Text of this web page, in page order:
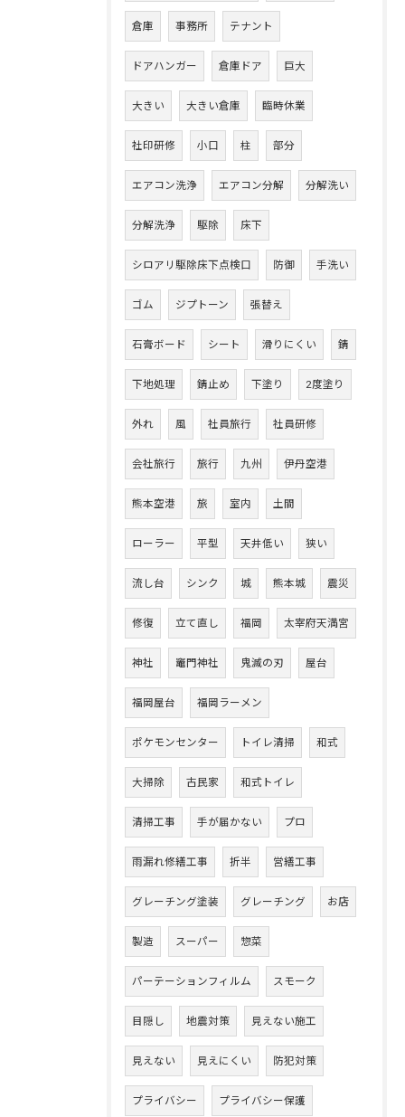
倉庫 事務所 テナント
ドアハンガー 倉庫ドア 巨大
大きい 大きい倉庫 臨時休業
社印研修 小口 柱 部分
エアコン洗浄 エアコン分解 分解洗い
分解洗浄 駆除 床下
シロアリ駆除床下点検口 防御 手洗い
ゴム ジプトーン 張替え
石膏ボード シート 滑りにくい 錆
下地処理 錆止め 下塗り 2度塗り
外れ 風 社員旅行 社員研修
会社旅行 旅行 九州 伊丹空港
熊本空港 旅 室内 土間
ローラー 平型 天井低い 狭い
流し台 シンク 城 熊本城 震災
修復 立て直し 福岡 太宰府天満宮
神社 竈門神社 鬼滅の刃 屋台
福岡屋台 福岡ラーメン
ポケモンセンター トイレ清掃 和式
大掃除 古民家 和式トイレ
清掃工事 手が届かない プロ
雨漏れ修繕工事 折半 営繕工事
グレーチング塗装 グレーチング お店
製造 スーパー 惣菜
パーテーションフィルム スモーク
目隠し 地震対策 見えない施工
見えない 見えにくい 防犯対策
プライバシー プライバシー保護